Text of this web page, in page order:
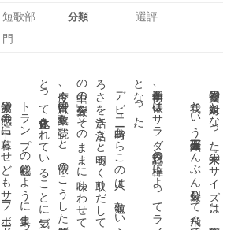
短歌部
門
分類 選評
今回受賞の対象となった『未来のサイズ』は、俵万智の第六歌集である。
我という三百六十五面体ぶんぶん分裂して飛んでゆけ
。
。
。
第二波の予感の中に暮らせどもサーフボードを持たぬ人類